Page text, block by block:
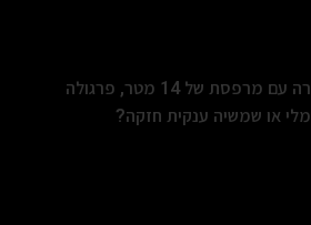
איזה הצללה מתאימה לדירה עם מרפסת של 14 מטר, פרגולה
או שמשיה ענקית חזקה?